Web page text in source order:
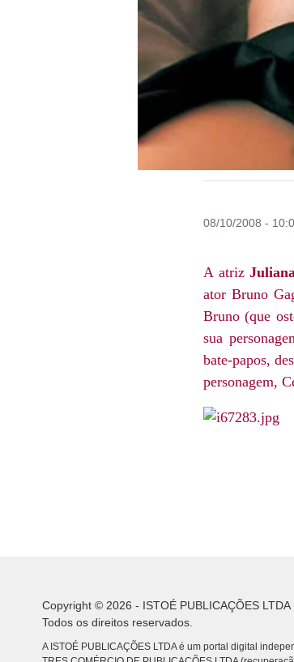
08/10/2008 -
A atriz
ator Bruno
Bruno (que
sua
bate-papos,
personagem,
Copyright © 2026 - ISTOÉ PUBLICAÇÕES LTDA
Todos os direitos reservados.
A ISTOÉ PUBLICAÇÕES LTDA é um portal digital